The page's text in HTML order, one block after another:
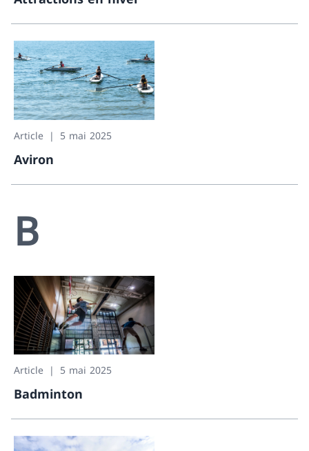
Attractions en hiver
Article 5 mai 2025
Aviron
Aviron
B
Article 5 mai 2025
Badminton
Badminton